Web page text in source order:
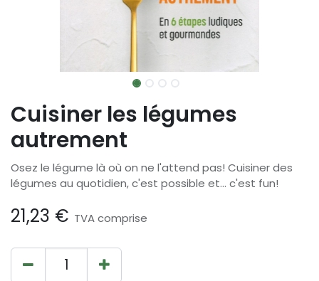
Cuisiner les légumes
autrement
Osez le légume là où on ne l'attend pas! Cuisiner des
légumes au quotidien, c'est possible et... c'est fun!
21,23 € TVA comprise